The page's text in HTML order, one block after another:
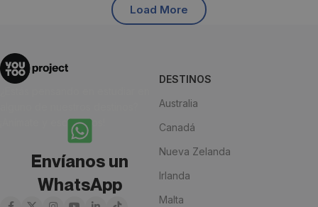
Load More
¡Anímate y escríbenos!
Envíanos un
WhatsApp
DESTINOS
Australia
Canadá
Nueva Zelanda
Irlanda
Malta